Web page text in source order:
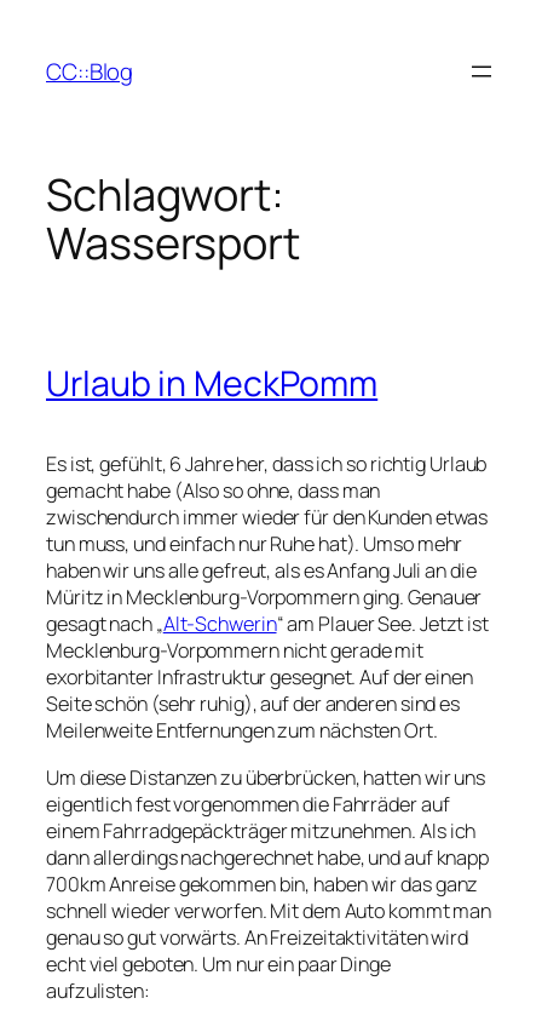
springen
CC::Blog
Schlagwort:
Wassersport
Urlaub in MeckPomm
Es ist, gefühlt, 6 Jahre her, dass ich so richtig Urlaub
gemacht habe (Also so ohne, dass man
zwischendurch immer wieder für den Kunden etwas
tun muss, und einfach nur Ruhe hat). Umso mehr
haben wir uns alle gefreut, als es Anfang Juli an die
Müritz in Mecklenburg-Vorpommern ging. Genauer
gesagt nach „Alt-Schwerin“ am Plauer See. Jetzt ist
Mecklenburg-Vorpommern nicht gerade mit
exorbitanter Infrastruktur gesegnet. Auf der einen
Seite schön (sehr ruhig), auf der anderen sind es
Meilenweite Entfernungen zum nächsten Ort.
Um diese Distanzen zu überbrücken, hatten wir uns
eigentlich fest vorgenommen die Fahrräder auf
einem Fahrradgepäckträger mitzunehmen. Als ich
dann allerdings nachgerechnet habe, und auf knapp
700km Anreise gekommen bin, haben wir das ganz
schnell wieder verworfen. Mit dem Auto kommt man
genau so gut vorwärts. An Freizeitaktivitäten wird
echt viel geboten. Um nur ein paar Dinge
aufzulisten: